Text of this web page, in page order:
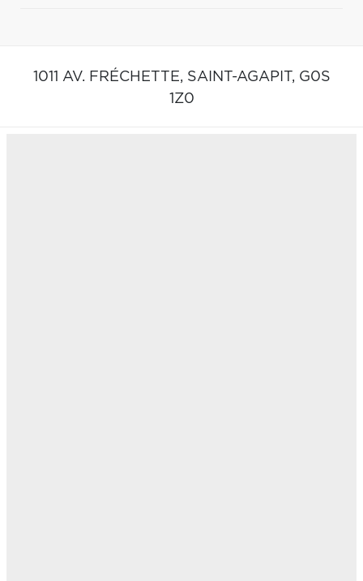
1011 AV. FRÉCHETTE, SAINT-AGAPIT, G0S
1Z0